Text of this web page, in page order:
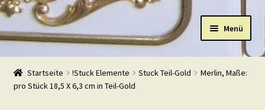
Navigation
Zum
Inhalt
Menü
Start
Shop
Startseite !Stuck Elemente Stuck Teil-Gold
Merlin, Maße:
pro Stück 18,5 X 6,3 cm in Teil-Gold